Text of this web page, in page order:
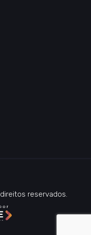
reservados.